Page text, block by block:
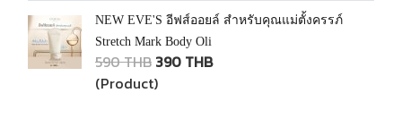
NEW EVE'S อีฟส์ออยล์ สำหรับคุณแม่ตั้งครรภ์
Stretch Mark Body Oli
590 THB 390 THB
(Product)